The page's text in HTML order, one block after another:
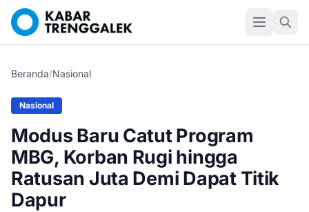
Beranda/Nasional
Nasional
Modus Baru Catut Program
MBG, Korban Rugi hingga
Ratusan Juta Demi Dapat Titik
Dapur